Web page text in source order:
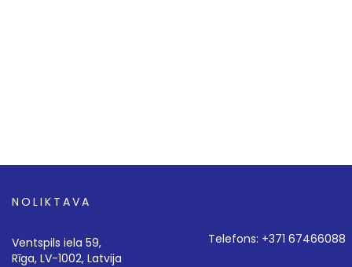
NOLIKTAVA
Ventspils iela 59,
Rīga, LV-1002, Latvija
Telefons: +371 67466088